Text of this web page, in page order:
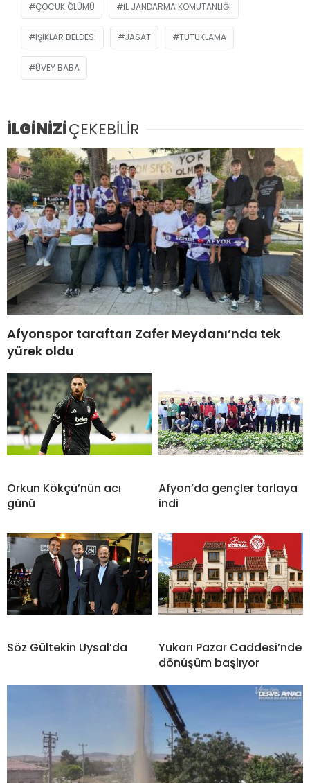
ÇOCUK ÖLÜMÜ İL JANDARMA KOMUTANLIĞI
IŞIKLAR BELDESI JASAT TUTUKLAMA
ÜVEY BABA
İLGİNİZİÇEKEBİLİR
Afyonspor taraftarı Zafer Meydanı’nda tek
yürek oldu
Orkun Kökçü’nün acı
günü
Afyon’da gençler tarlaya
indi
Söz Gültekin Uysal’da
Yukarı Pazar Caddesi’nde
dönüşüm başlıyor